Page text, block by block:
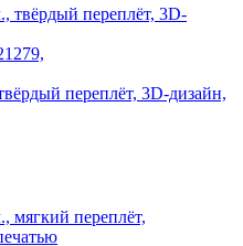
переплёт, 3D-дизайн,